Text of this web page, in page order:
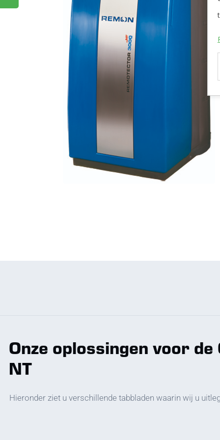
Onze oplossingen voor
NT
Hieronder ziet u verschillende tabbladen waarin wij u